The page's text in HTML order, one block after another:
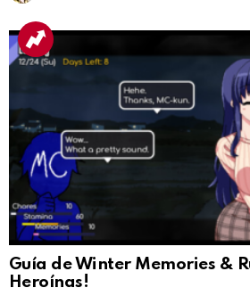
Guía de Winter Memories &
Heroínas!